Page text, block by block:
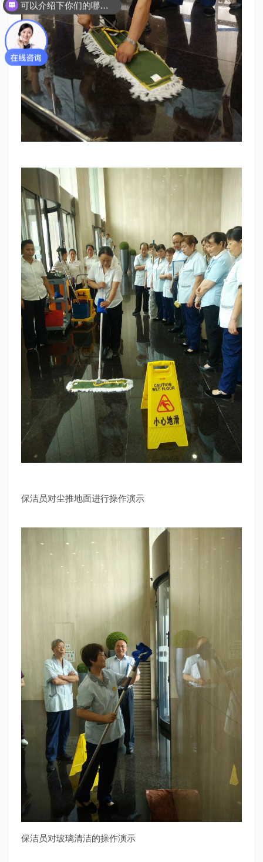
保洁员对尘推地面进行操作演示
保洁员对玻璃清洁的操作演示
你们是怎么收费的呢？